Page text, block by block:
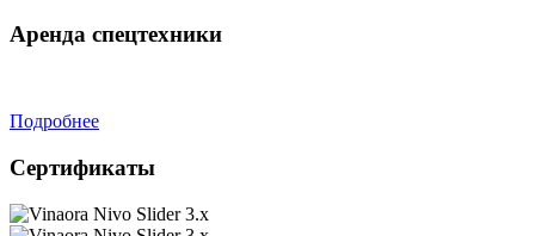
Аренда спецтехники
Подробнее
Сертификаты